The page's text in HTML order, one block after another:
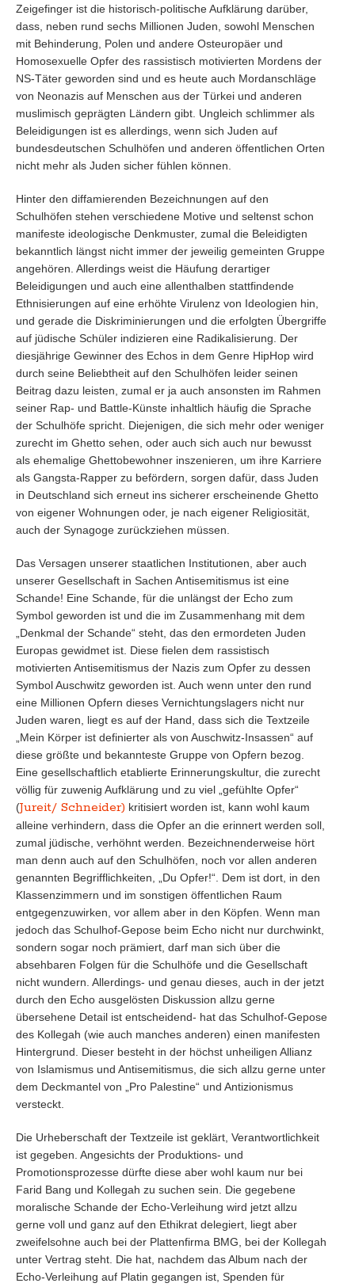
Zeigefinger ist die historisch-politische Aufklärung darüber,
dass, neben rund sechs Millionen Juden, sowohl Menschen
mit Behinderung, Polen und andere Osteuropäer und
Homosexuelle Opfer des rassistisch motivierten Mordens der
NS-Täter geworden sind und es heute auch Mordanschläge
von Neonazis auf Menschen aus der Türkei und anderen
muslimisch geprägten Ländern gibt. Ungleich schlimmer als
Beleidigungen ist es allerdings, wenn sich Juden auf
bundesdeutschen Schulhöfen und anderen öffentlichen Orten
nicht mehr als Juden sicher fühlen können.
Hinter den diffamierenden Bezeichnungen auf den
Schulhöfen stehen verschiedene Motive und seltenst schon
manifeste ideologische Denkmuster, zumal die Beleidigten
bekanntlich längst nicht immer der jeweilig gemeinten Gruppe
angehören. Allerdings weist die Häufung derartiger
Beleidigungen und auch eine allenthalben stattfindende
Ethnisierungen auf eine erhöhte Virulenz von Ideologien hin,
und gerade die Diskriminierungen und die erfolgten Übergriffe
auf jüdische Schüler indizieren eine Radikalisierung. Der
diesjährige Gewinner des Echos in dem Genre HipHop wird
durch seine Beliebtheit auf den Schulhöfen leider seinen
Beitrag dazu leisten, zumal er ja auch ansonsten im Rahmen
seiner Rap- und Battle-Künste inhaltlich häufig die Sprache
der Schulhöfe spricht. Diejenigen, die sich mehr oder weniger
zurecht im Ghetto sehen, oder auch sich auch nur bewusst
als ehemalige Ghettobewohner inszenieren, um ihre Karriere
als Gangsta-Rapper zu befördern, sorgen dafür, dass Juden
in Deutschland sich erneut ins sicherer erscheinende Ghetto
von eigener Wohnungen oder, je nach eigener Religiosität,
auch der Synagoge zurückziehen müssen.
Das Versagen unserer staatlichen Institutionen, aber auch
unserer Gesellschaft in Sachen Antisemitismus ist eine
Schande! Eine Schande, für die unlängst der Echo zum
Symbol geworden ist und die im Zusammenhang mit dem
„Denkmal der Schande“ steht, das den ermordeten Juden
Europas gewidmet ist. Diese fielen dem rassistisch
motivierten Antisemitismus der Nazis zum Opfer zu dessen
Symbol Auschwitz geworden ist. Auch wenn unter den rund
eine Millionen Opfern dieses Vernichtungslagers nicht nur
Juden waren, liegt es auf der Hand, dass sich die Textzeile
„Mein Körper ist definierter als von Auschwitz-Insassen“ auf
diese größte und bekannteste Gruppe von Opfern bezog.
Eine gesellschaftlich etablierte Erinnerungskultur, die zurecht
völlig für zuwenig Aufklärung und zu viel „gefühlte Opfer“
(Jureit/ Schneider) kritisiert worden ist, kann wohl kaum
alleine verhindern, dass die Opfer an die erinnert werden soll,
zumal jüdische, verhöhnt werden. Bezeichnenderweise hört
man denn auch auf den Schulhöfen, noch vor allen anderen
genannten Begrifflichkeiten, „Du Opfer!“. Dem ist dort, in den
Klassenzimmern und im sonstigen öffentlichen Raum
entgegenzuwirken, vor allem aber in den Köpfen. Wenn man
jedoch das Schulhof-Gepose beim Echo nicht nur durchwinkt,
sondern sogar noch prämiert, darf man sich über die
absehbaren Folgen für die Schulhöfe und die Gesellschaft
nicht wundern. Allerdings- und genau dieses, auch in der jetzt
durch den Echo ausgelösten Diskussion allzu gerne
übersehene Detail ist entscheidend- hat das Schulhof-Gepose
des Kollegah (wie auch manches anderen) einen manifesten
Hintergrund. Dieser besteht in der höchst unheiligen Allianz
von Islamismus und Antisemitismus, die sich allzu gerne unter
dem Deckmantel von „Pro Palestine“ und Antizionismus
versteckt.
Die Urheberschaft der Textzeile ist geklärt, Verantwortlichkeit
ist gegeben. Angesichts der Produktions- und
Promotionsprozesse dürfte diese aber wohl kaum nur bei
Farid Bang und Kollegah zu suchen sein. Die gegebene
moralische Schande der Echo-Verleihung wird jetzt allzu
gerne voll und ganz auf den Ethikrat delegiert, liegt aber
zweifelsohne auch bei der Plattenfirma BMG, bei der Kollegah
unter Vertrag steht. Die hat, nachdem das Album nach der
Echo-Verleihung auf Platin gegangen ist, Spenden für